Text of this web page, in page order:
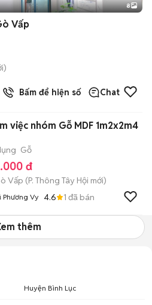
+2
8
Vấp
Bấm để hiện số Chat
việc nhóm Gỗ MDF 1m2x2m4
Gỗ
đ
Vấp (P. Thông Tây Hội mới)
Phương Vy 4.6 1 đã bán
thêm
Huyện Bình Lục